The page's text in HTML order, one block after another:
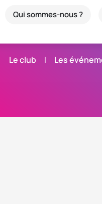
Qui sommes-nous ?
Le club Les